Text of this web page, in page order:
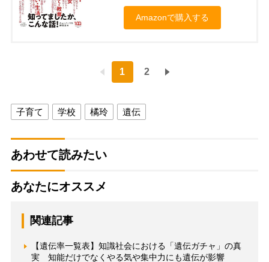
Amazonで購入する
1 2
子育て 学校 橘玲 遺伝
あわせて読みたい
あなたにオススメ
関連記事
【遺伝率一覧表】知識社会における「遺伝ガチャ」の真
実 知能だけでなくやる気や集中力にも遺伝が影響